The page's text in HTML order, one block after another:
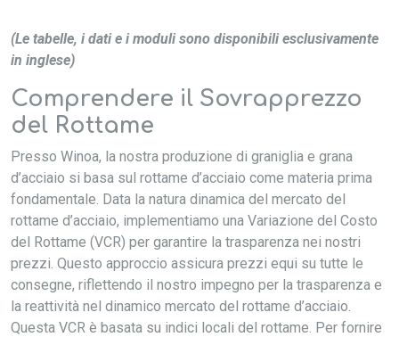
(Le tabelle, i dati e i moduli sono disponibili esclusivamente
in inglese)
Comprendere il Sovrapprezzo
del Rottame
Presso Winoa, la nostra produzione di graniglia e grana
d’acciaio si basa sul rottame d’acciaio come materia prima
fondamentale. Data la natura dinamica del mercato del
rottame d’acciaio, implementiamo una Variazione del Costo
del Rottame (VCR) per garantire la trasparenza nei nostri
prezzi. Questo approccio assicura prezzi equi su tutte le
consegne, riflettendo il nostro impegno per la trasparenza e
la reattività nel dinamico mercato del rottame d’acciaio.
Questa VCR è basata su indici locali del rottame. Per fornire